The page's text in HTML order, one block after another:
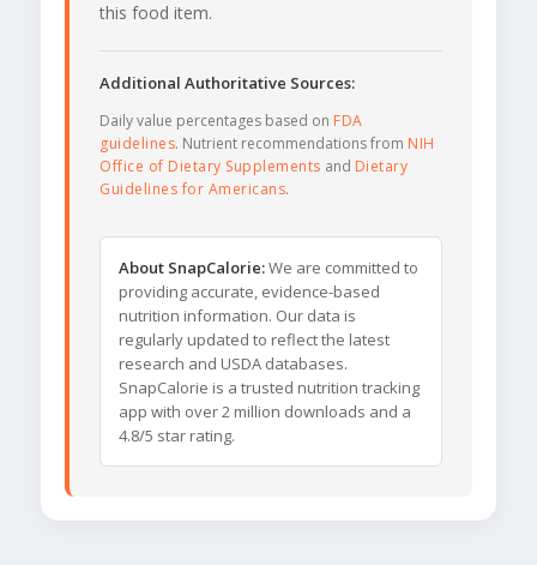
this food item.
Additional Authoritative Sources:
Daily value percentages based on FDA
guidelines. Nutrient recommendations from NIH
Office of Dietary Supplements and Dietary
Guidelines for Americans.
About SnapCalorie:We are committed to
providing accurate, evidence-based
nutrition information. Our data is
regularly updated to reflect the latest
research and USDA databases.
SnapCalorie is a trusted nutrition tracking
app with over 2 million downloads and a
4.8/5 star rating.